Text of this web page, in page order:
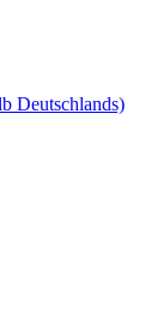
Deutschlands)